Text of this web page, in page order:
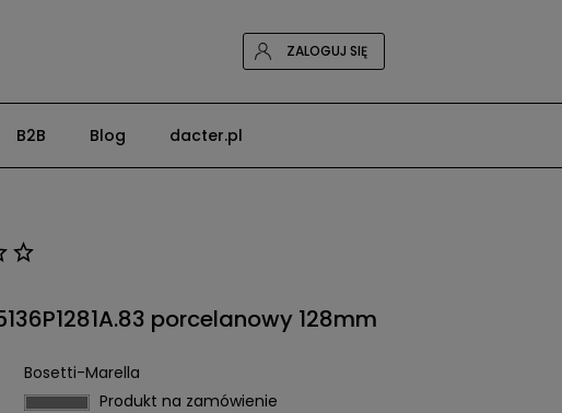
ZALOGUJ SIĘ
B2B Blog dacter.pl
porcelanowy 128mm
Bosetti-Marella
Produkt na zamówienie